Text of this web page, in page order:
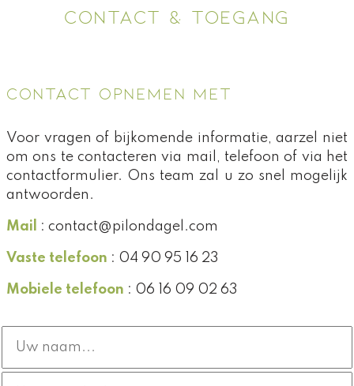
CONTACT & TOEGANG
CONTACT OPNEMEN MET
Voor vragen of bijkomende informatie, aarzel niet
om ons te contacteren via mail, telefoon of via het
contactformulier. Ons team zal u zo snel mogelijk
antwoorden.
Mail : contact@pilondagel.com
Vaste telefoon : 04 90 95 16 23
Mobiele telefoon : 06 16 09 02 63